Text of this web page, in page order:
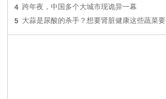
4 跨年夜，中国多个大城市现诡异一幕
5 大蒜是尿酸的杀手？想要肾脏健康这些蔬菜要